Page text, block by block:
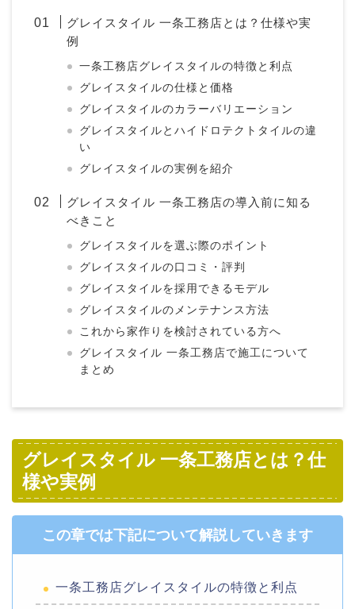
グレイスタイル 一条工務店とは？仕様や実
例
一条工務店グレイスタイルの特徴と利点
グレイスタイルの仕様と価格
グレイスタイルのカラーバリエーション
グレイスタイルとハイドロテクトタイルの違
い
グレイスタイルの実例を紹介
グレイスタイル 一条工務店の導入前に知る
べきこと
グレイスタイルを選ぶ際のポイント
グレイスタイルの口コミ・評判
グレイスタイルを採用できるモデル
グレイスタイルのメンテナンス方法
これから家作りを検討されている方へ
グレイスタイル 一条工務店で施工について
まとめ
グレイスタイル 一条工務店とは？仕
様や実例
この章では下記について解説していきます
一条工務店グレイスタイルの特徴と利点